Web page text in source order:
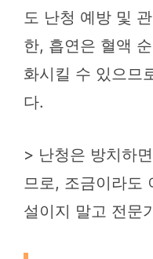
도 난청 예방 및
한, 흡연은 혈액
화시킬 수 있으므
다.
> 난청은 방치하
므로, 조금이라도
설이지 말고 전문